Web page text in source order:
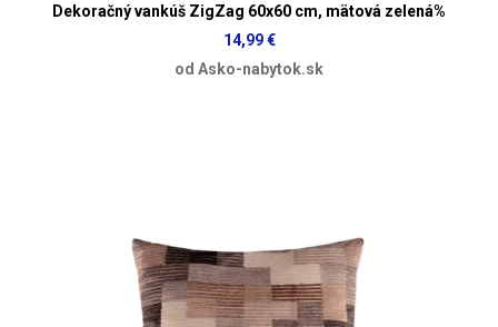
Dekoračný vankúš ZigZag 60x60 cm, mätová zelená%
14,99 €
od Asko-nabytok.sk